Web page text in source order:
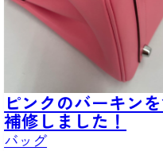
ピンクのバーキンを
補修しました！
バッグ